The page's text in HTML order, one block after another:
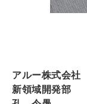
アルー株式会社
新領域開発部